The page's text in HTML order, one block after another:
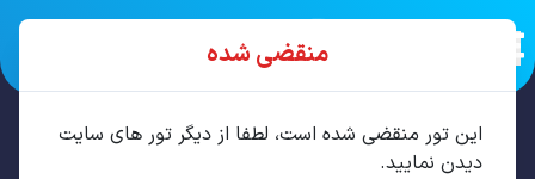
تور استانبول 4 شب مرداد
منقضی شده
این تور منقضی شده است، لطفا از دیگر تور های سایت
دیدن نمایید.